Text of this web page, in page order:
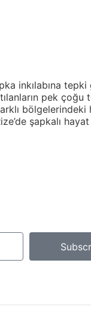
inkılabına
pek
şapkalı